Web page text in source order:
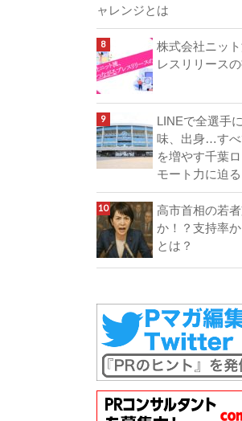
ャレンジとは
株式会社ニッ
レスリリース
LINEで全選手
味、出身…す
を増やす千葉
モート力に迫る
高市首相の若
か！？支持率
とは？